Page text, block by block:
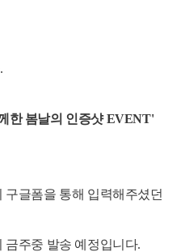
한 봄날의 인증샷 EVENT'
글폼을 통해 입력해주셨던
금주중 발송 예정입니다.